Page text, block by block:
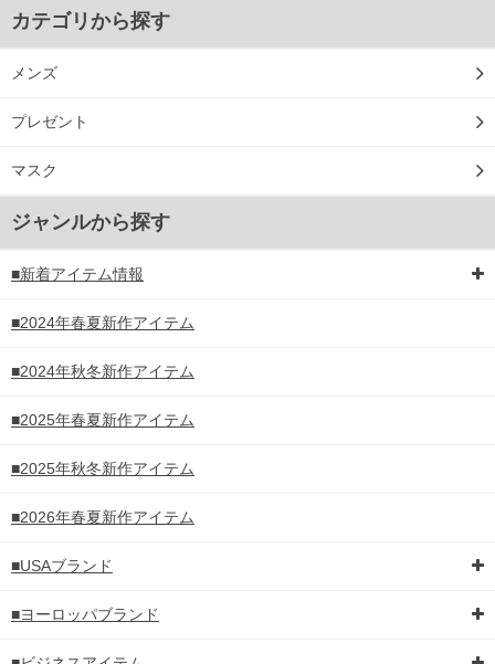
カテゴリから探す
メンズ
プレゼント
マスク
ジャンルから探す
■新着アイテム情報
■2024年春夏新作アイテム
■2024年秋冬新作アイテム
■2025年春夏新作アイテム
■2025年秋冬新作アイテム
■2026年春夏新作アイテム
■USAブランド
■ヨーロッパブランド